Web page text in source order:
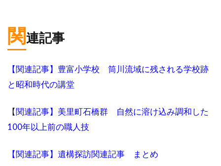
関連記事
【関連記事】豊富小学校 筒川流域に残される学校跡
と昭和時代の講堂
【関連記事】美里町石橋群 自然に溶け込み調和した
100年以上前の職人技
【関連記事】遺構探訪関連記事 まとめ